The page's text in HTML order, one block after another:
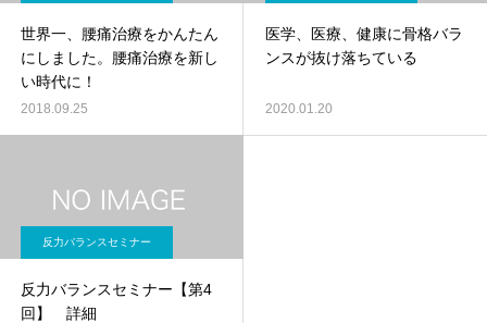
世界一、腰痛治療をかんたん
にしました。腰痛治療を新し
い時代に！
2018.09.25
医学、医療、健康に骨格バラ
ンスが抜け落ちている
2020.01.20
反力バランスセミナー
反力バランスセミナー【第4
回】 詳細